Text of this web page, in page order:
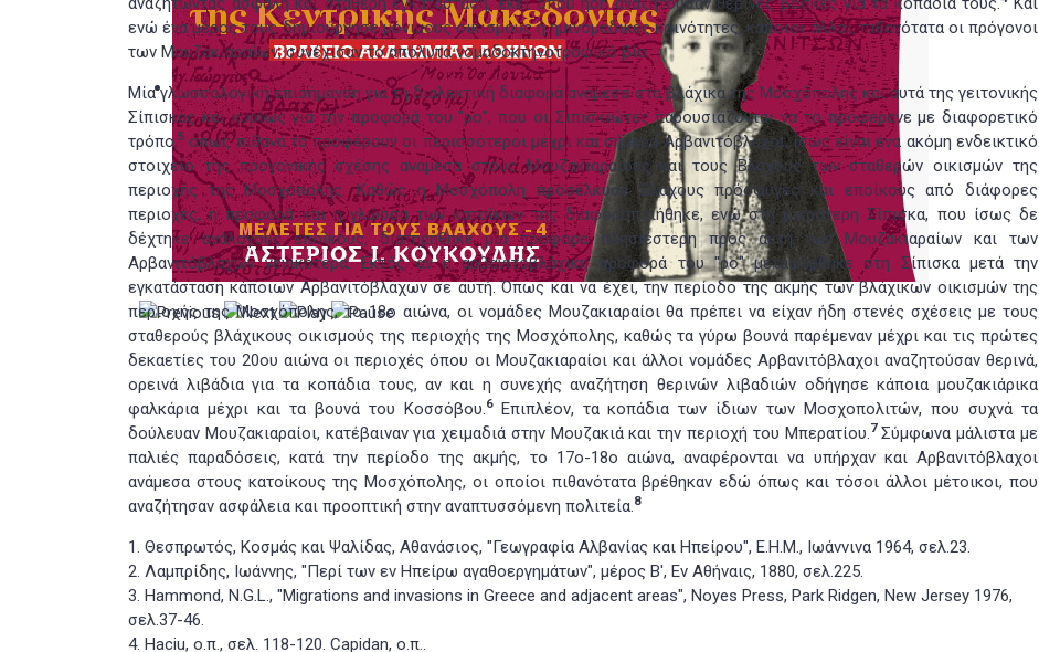
ενώ ένα μέρος τους δημιούργησε μόνιμους οικισμούς ή ημινομαδικές κοινότητες, κάποιοι άλλοι, πιθανότατα οι πρόγονοι
των Μουζακιαραίων, συνέχισαν το απόλυτα νομαδοκτηνοτροφικό βίο.
Μία γλωσσολογική επισήμανση για τη διαλεκτική διαφορά ανάμεσα στα βλάχικα της Μοσχόπολης και αυτά της γειτονικής
Σίπισκας και κυρίως για την προφορά του "ρο", που οι Σιπισκιώτες παρουσιάζονται να το προφέρανε με διαφορετικό
τρόπο,5 όπως πιθανά το προφέρουν οι περισσότεροι μέχρι και σήμερα Αρβανιτόβλαχοι, ίσως είναι ένα ακόμη ενδεικτικό
στοιχείο της προγονικής σχέσης ανάμεσα στους Μουζακιαραίους και τους Βλάχους των σταθερών οικισμών της
περιοχής της Μοσχόπολης. Καθώς η Μοσχόπολη προσέλκυσε Βλάχους πρόσφυγες και εποίκους από διάφορες
περιοχές, η προφορά και η γλώσσα των κατοίκων της διαφοροποιήθηκε, ενώ στη μικρότερη Σίπισκα, που ίσως δε
δέχτηκε ανάλογους εποίκους, διατηρήθηκε μία προφορά πλησιέστερη προς αυτή των Μουζακιαραίων και των
Αρβανιτόβλαχων γενικότερα. Εκτός αν η αρβανιτοβλάχικη προφορά του "ρο" μεταφέρθηκε στη Σίπισκα μετά την
εγκατάσταση κάποιων Αρβανιτόβλαχων σε αυτή. Όπως και να έχει, την περίοδο της ακμής των βλάχικων οικισμών της
περιοχής της Μοσχόπολης, το 18ο αιώνα, οι νομάδες Μουζακιαραίοι θα πρέπει να είχαν ήδη στενές σχέσεις με τους
σταθερούς βλάχικους οικισμούς της περιοχής της Μοσχόπολης, καθώς τα γύρω βουνά παρέμεναν μέχρι και τις πρώτες
δεκαετίες του 20ου αιώνα οι περιοχές όπου οι Μουζακιαραίοι και άλλοι νομάδες Αρβανιτόβλαχοι αναζητούσαν θερινά,
ορεινά λιβάδια για τα κοπάδια τους, αν και η συνεχής αναζήτηση θερινών λιβαδιών οδήγησε κάποια μουζακιάρικα
φαλκάρια μέχρι και τα βουνά του Κοσσόβου. 6Επιπλέον, τα κοπάδια των ίδιων των Μοσχοπολιτών, που συχνά τα
δούλευαν Μουζακιαραίοι, κατέβαιναν για χειμαδιά στην Μουζακιά και την περιοχή του Μπερατίου. 7Σύμφωνα μάλιστα με
παλιές παραδόσεις, κατά την περίοδο της ακμής, το 17ο-18ο αιώνα, αναφέρονται να υπήρχαν και Αρβανιτόβλαχοι
ανάμεσα στους κατοίκους της Μοσχόπολης, οι οποίοι πιθανότατα βρέθηκαν εδώ όπως και τόσοι άλλοι μέτοικοι, που
αναζήτησαν ασφάλεια και προοπτική στην αναπτυσσόμενη πολιτεία. 8
1. Θεσπρωτός, Κοσμάς και Ψαλίδας, Αθανάσιος, "Γεωγραφία Αλβανίας και Ηπείρου", Ε.Η.Μ., Ιωάννινα 1964, σελ.23.
2. Λαμπρίδης, Ιωάννης, "Περί των εν Ηπείρω αγαθοεργημάτων", μέρος Β', Εν Αθήναις, 1880, σελ.225.
3. Ηammond, N.G.L., "Migrations and invasions in Greece and adjacent areas", Noyes Press, Park Ridgen, New Jersey 1976,
σελ.37-46.
4. Haciu, ο.π., σελ. 118-120. Capidan, ο.π..